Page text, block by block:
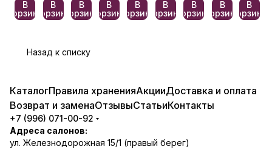
В
корзину
В
корзину
В
корзину
В
корзину
В
корзину
В
корзину
В
корзину
В
корзину
В
корзину
Назад к списку
КаталогПравила храненияАкцииДоставка и оплата
Возврат и заменаОтзывыСтатьиКонтакты
+7 (996) 071-00-92
Адреса салонов:
ул. Железнодорожная 15/1 (правый берег)